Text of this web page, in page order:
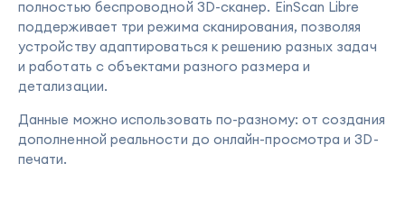
полностью беспроводной 3D-сканер. EinScan Libre
поддерживает три режима сканирования, позволяя
устройству адаптироваться к решению разных задач
и работать с объектами разного размера и
детализации.
Данные можно использовать по-разному: от создания
дополненной реальности до онлайн-просмотра и 3D-
печати.